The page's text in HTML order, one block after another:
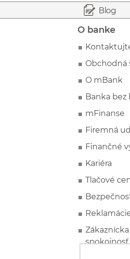
Blog
O banke
Obchodná
O mBank
Banka bez
mFinanse
Firemná
Finančné
Kariéra
Tlačové
Zákaznícka
spokojnosť